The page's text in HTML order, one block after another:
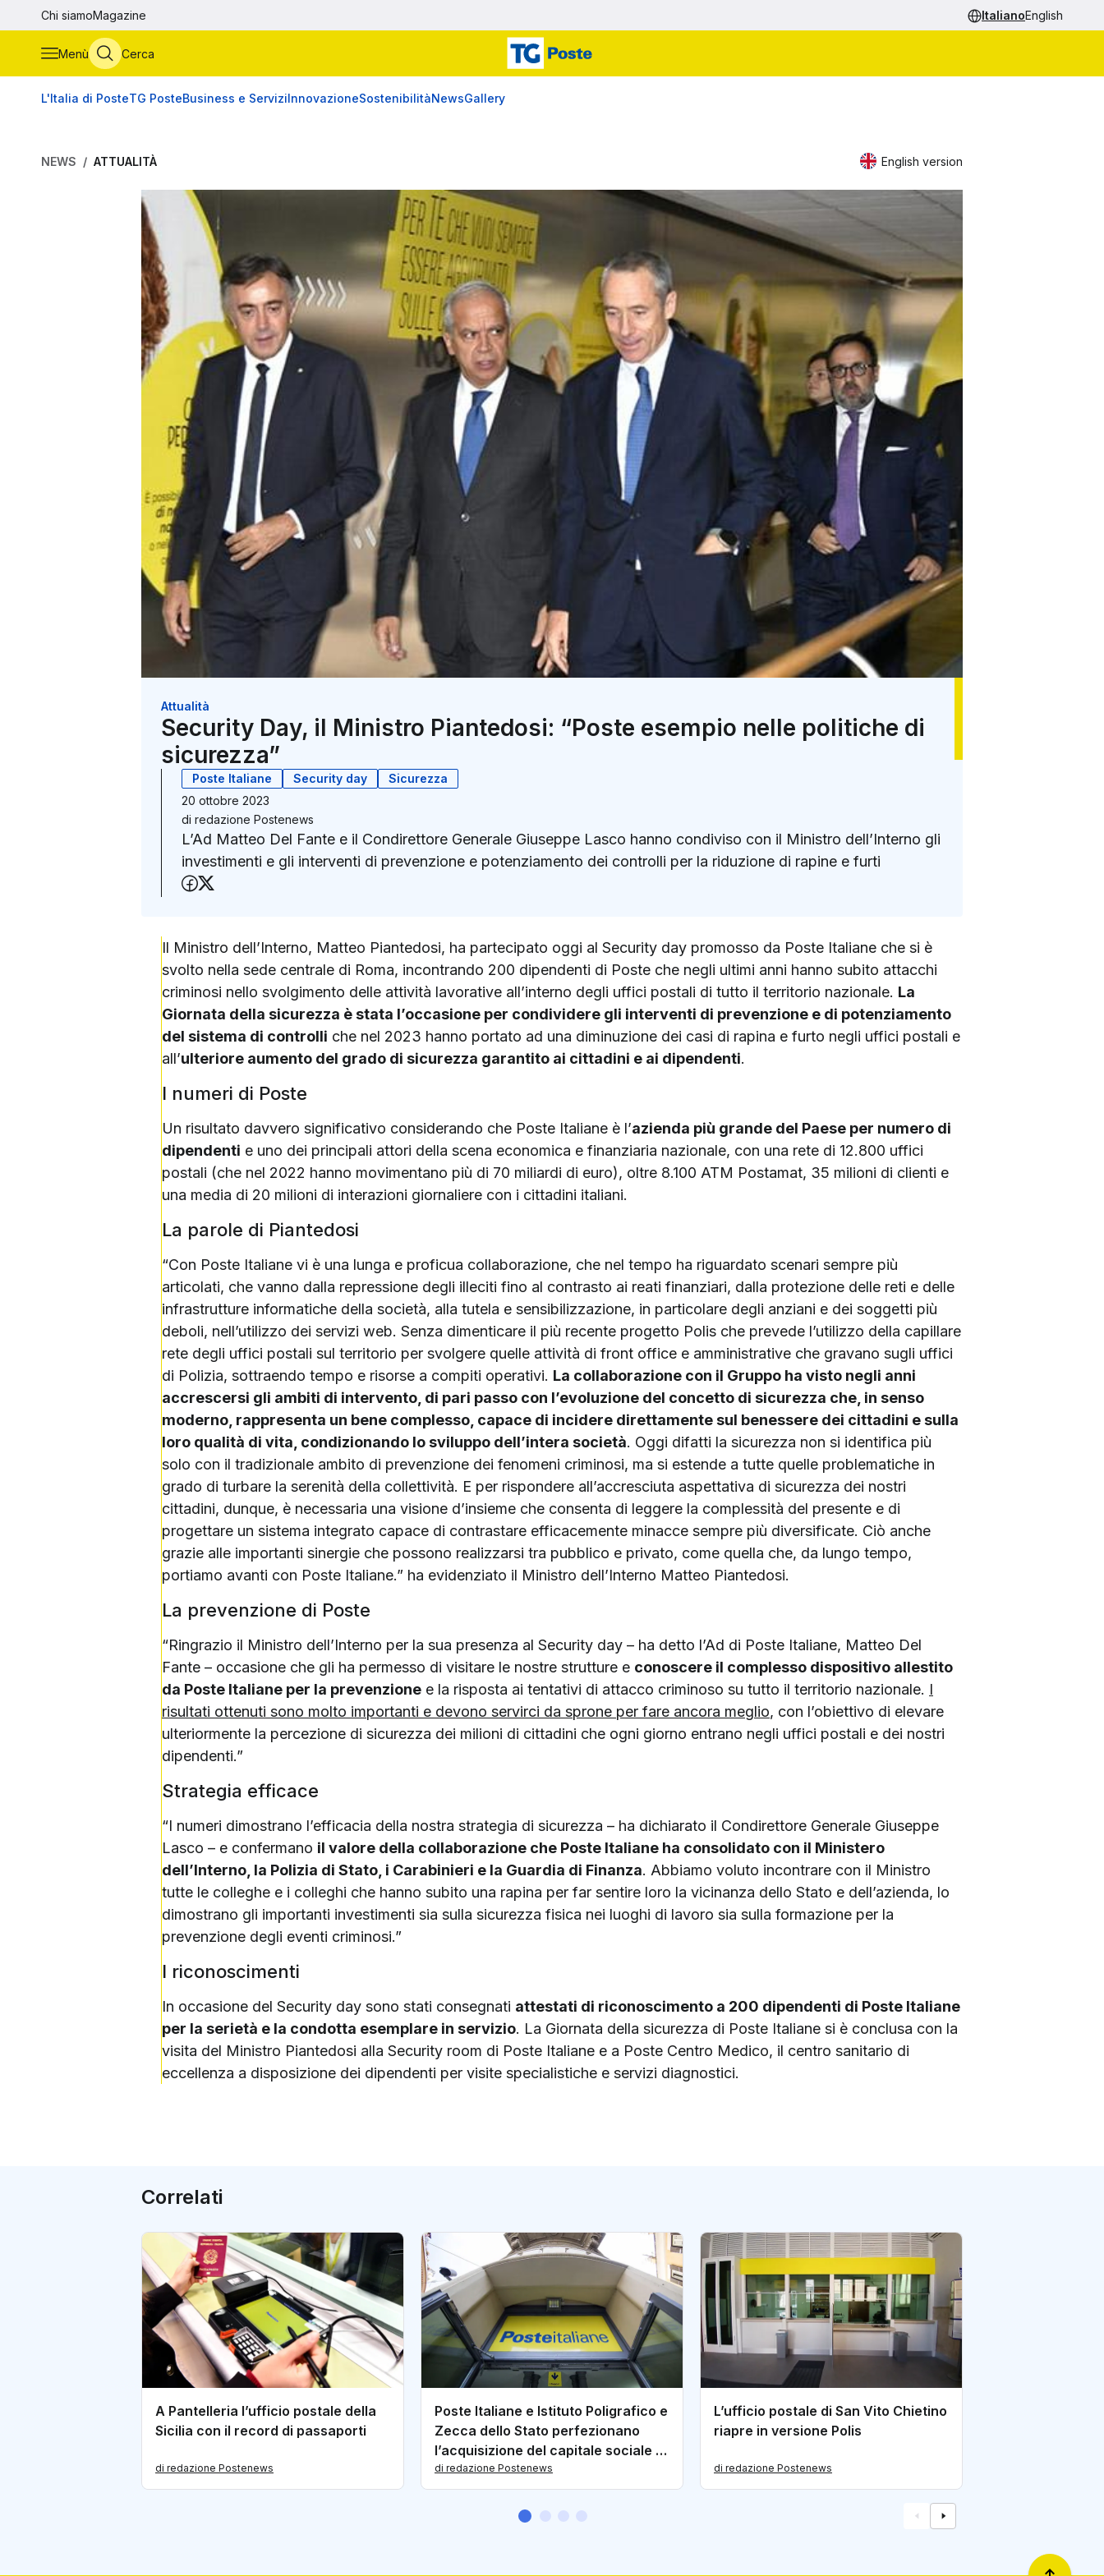
Vai al contenuto principale
Chi siamoMagazine ItalianoEnglish
Menù Cerca
L'Italia di PosteTG PosteBusiness e ServiziInnovazioneSostenibilitàNewsGallery
NEWS ATTUALITÀ English version
Attualità
Security Day, il Ministro Piantedosi: “Poste esempio nelle politiche di
sicurezza”
Poste Italiane Security day
Sicurezza
20 ottobre 2023
di redazione Postenews
L’Ad Matteo Del Fante e il Condirettore Generale Giuseppe Lasco hanno condiviso con il Ministro dell’Interno gli
investimenti e gli interventi di prevenzione e potenziamento dei controlli per la riduzione di rapine e furti
Condividi su Facebook
Il Ministro dell’Interno, Matteo Piantedosi, ha partecipato oggi al Security day promosso da Poste Italiane che si è
svolto nella sede centrale di Roma, incontrando 200 dipendenti di Poste che negli ultimi anni hanno subito attacchi
criminosi nello svolgimento delle attività lavorative all’interno degli uffici postali di tutto il territorio nazionale. La
Giornata della sicurezza è stata l’occasione per condividere gli interventi di prevenzione e di potenziamento
del sistema di controlli che nel 2023 hanno portato ad una diminuzione dei casi di rapina e furto negli uffici postali e
all’ulteriore aumento del grado di sicurezza garantito ai cittadini e ai dipendenti.
I numeri di Poste
Un risultato davvero significativo considerando che Poste Italiane è l’azienda più grande del Paese per numero di
dipendenti e uno dei principali attori della scena economica e finanziaria nazionale, con una rete di 12.800 uffici
postali (che nel 2022 hanno movimentano più di 70 miliardi di euro), oltre 8.100 ATM Postamat, 35 milioni di clienti e
una media di 20 milioni di interazioni giornaliere con i cittadini italiani.
La parole di Piantedosi
“Con Poste Italiane vi è una lunga e proficua collaborazione, che nel tempo ha riguardato scenari sempre più
articolati, che vanno dalla repressione degli illeciti fino al contrasto ai reati finanziari, dalla protezione delle reti e delle
infrastrutture informatiche della società, alla tutela e sensibilizzazione, in particolare degli anziani e dei soggetti più
deboli, nell’utilizzo dei servizi web. Senza dimenticare il più recente progetto Polis che prevede l’utilizzo della capillare
rete degli uffici postali sul territorio per svolgere quelle attività di front office e amministrative che gravano sugli uffici
di Polizia, sottraendo tempo e risorse a compiti operativi. La collaborazione con il Gruppo ha visto negli anni
accrescersi gli ambiti di intervento, di pari passo con l’evoluzione del concetto di sicurezza che, in senso
moderno, rappresenta un bene complesso, capace di incidere direttamente sul benessere dei cittadini e sulla
loro qualità di vita, condizionando lo sviluppo dell’intera società. Oggi difatti la sicurezza non si identifica più
solo con il tradizionale ambito di prevenzione dei fenomeni criminosi, ma si estende a tutte quelle problematiche in
grado di turbare la serenità della collettività. E per rispondere all’accresciuta aspettativa di sicurezza dei nostri
cittadini, dunque, è necessaria una visione d’insieme che consenta di leggere la complessità del presente e di
progettare un sistema integrato capace di contrastare efficacemente minacce sempre più diversificate. Ciò anche
grazie alle importanti sinergie che possono realizzarsi tra pubblico e privato, come quella che, da lungo tempo,
portiamo avanti con Poste Italiane.” ha evidenziato il Ministro dell’Interno Matteo Piantedosi.
La prevenzione di Poste
“Ringrazio il Ministro dell’Interno per la sua presenza al Security day – ha detto l’Ad di Poste Italiane, Matteo Del
Fante – occasione che gli ha permesso di visitare le nostre strutture e conoscere il complesso dispositivo allestito
da Poste Italiane per la prevenzione e la risposta ai tentativi di attacco criminoso su tutto il territorio nazionale. I
risultati ottenuti sono molto importanti e devono servirci da sprone per fare ancora meglio, con l’obiettivo di elevare
ulteriormente la percezione di sicurezza dei milioni di cittadini che ogni giorno entrano negli uffici postali e dei nostri
dipendenti.”
Strategia efficace
“I numeri dimostrano l’efficacia della nostra strategia di sicurezza – ha dichiarato il Condirettore Generale Giuseppe
Lasco – e confermano il valore della collaborazione che Poste Italiane ha consolidato con il Ministero
dell’Interno, la Polizia di Stato, i Carabinieri e la Guardia di Finanza. Abbiamo voluto incontrare con il Ministro
tutte le colleghe e i colleghi che hanno subito una rapina per far sentire loro la vicinanza dello Stato e dell’azienda, lo
dimostrano gli importanti investimenti sia sulla sicurezza fisica nei luoghi di lavoro sia sulla formazione per la
prevenzione degli eventi criminosi.”
I riconoscimenti
In occasione del Security day sono stati consegnati attestati di riconoscimento a 200 dipendenti di Poste Italiane
per la serietà e la condotta esemplare in servizio. La Giornata della sicurezza di Poste Italiane si è conclusa con la
visita del Ministro Piantedosi alla Security room di Poste Italiane e a Poste Centro Medico, il centro sanitario di
eccellenza a disposizione dei dipendenti per visite specialistiche e servizi diagnostici.
Correlati
A Pantelleria l’ufficio postale della
Sicilia con il record di passaporti
di redazione Postenews
Poste Italiane e Istituto Poligrafico e
Zecca dello Stato perfezionano
l’acquisizione del capitale sociale di
PagoPA
di redazione Postenews
L’ufficio postale di San Vito Chietino
riapre in versione Polis
di redazione Postenews